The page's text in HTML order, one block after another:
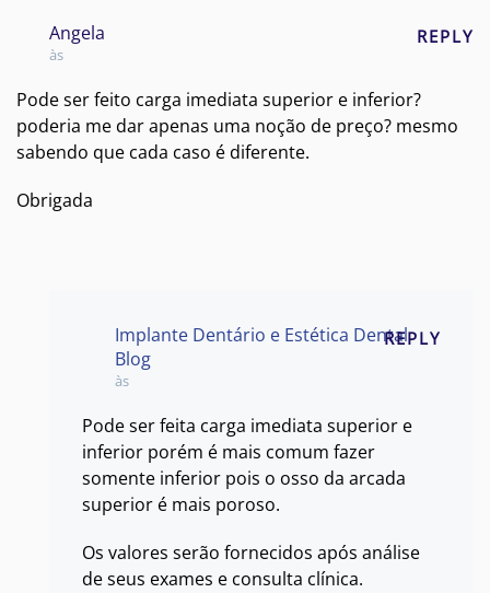
Angela
às
REPLY
Pode ser feito carga imediata superior e inferior?
poderia me dar apenas uma noção de preço? mesmo
sabendo que cada caso é diferente.
Obrigada
Implante Dentário e Estética Dental
Blog
às
REPLY
Pode ser feita carga imediata superior e
inferior porém é mais comum fazer
somente inferior pois o osso da arcada
superior é mais poroso.
Os valores serão fornecidos após análise
de seus exames e consulta clínica.